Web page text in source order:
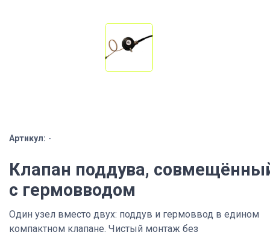
Артикул: -
Клапан поддува,
с гермовводом
Один узел вместо двух: поддув и гермоввод в едином
компактном клапане. Чистый монтаж без